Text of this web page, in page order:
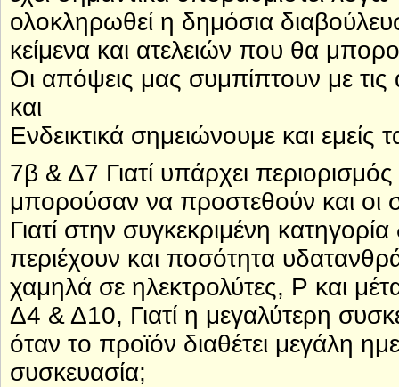
ολοκληρωθεί η δημόσια
κείμενα και ατελειών που θα
Οι απόψεις μας συμπίπτουν με
και
Ενδεικτικά σημειώνουμε και
7β & Δ7 Γιατί υπάρχει
μπορούσαν να προστεθούν και οι
Γιατί στην συγκεκριμένη
περιέχουν και ποσότητα
χαμηλά σε ηλεκτρολύτες, P και
Δ4 & Δ10, Γιατί η μεγαλύτερη
όταν το προϊόν διαθέτει μεγάλη
συσκευασία;